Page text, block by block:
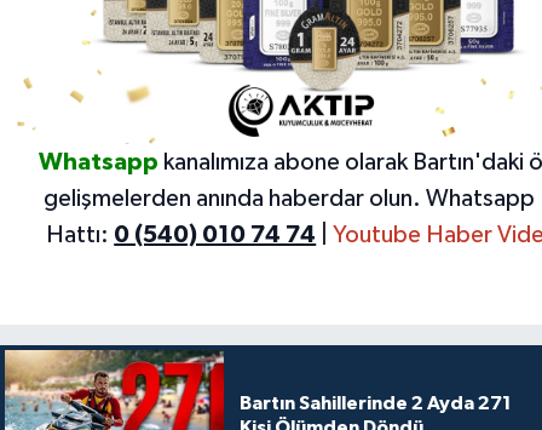
Whatsapp kanalımıza abone olarak Bartın'daki
gelişmelerden anında haberdar olun. Whatsapp
Hattı: 0 (540) 010 74 74 Youtube Haber
Bartın Sahillerinde 2 Ayda 271